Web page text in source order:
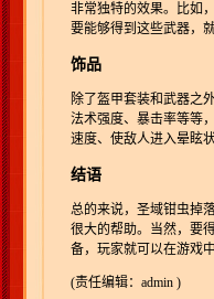
非常独特的效果。比如
要能够得到这些武器，
饰品
除了盔甲套装和武器之
法术强度、暴击率等等
速度、使敌人进入晕眩
结语
总的来说，圣域钳虫掉
很大的帮助。当然，要
备，玩家就可以在游戏
(责任编辑：admin )